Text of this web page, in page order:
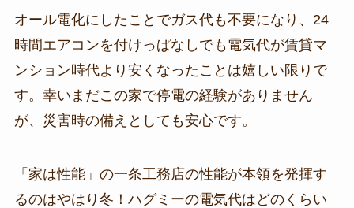
オール電化にしたことでガス代も不要になり、24
時間エアコンを付けっぱなしでも電気代が賃貸マ
ンション時代より安くなったことは嬉しい限りで
す。幸いまだこの家で停電の経験がありません
が、災害時の備えとしても安心です。
「家は性能」の一条工務店の性能が本領を発揮す
るのはやはり冬！ハグミーの電気代はどのくらい